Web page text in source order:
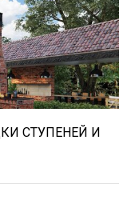
и плитка).
СТУПЕНЕЙ И